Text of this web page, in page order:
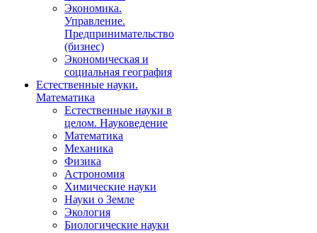
Экономика.
Управление.
Предпринимательство
(бизнес)
Экономическая и
социальная география
Естественные науки.
Математика
Естественные науки в
целом. Науковедение
Математика
Механика
Физика
Астрономия
Химические науки
Науки о Земле
Экология
Биологические науки